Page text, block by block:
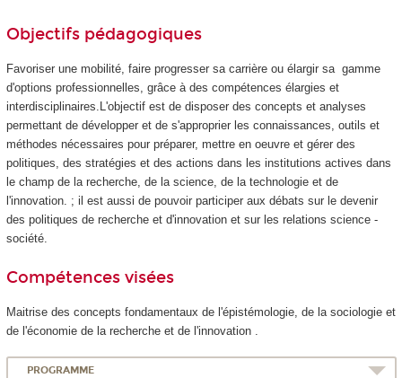
Objectifs pédagogiques
Favoriser une mobilité, faire progresser sa carrière ou élargir sa gamme
d'options professionnelles, grâce à des compétences élargies et
interdisciplinaires.L'objectif est de disposer des concepts et analyses
permettant de développer et de s'approprier les connaissances, outils et
méthodes nécessaires pour préparer, mettre en oeuvre et gérer des
politiques, des stratégies et des actions dans les institutions actives dans
le champ de la recherche, de la science, de la technologie et de
l'innovation. ; il est aussi de pouvoir participer aux débats sur le devenir
des politiques de recherche et d'innovation et sur les relations science -
société.
Compétences visées
Maitrise des concepts fondamentaux de l'épistémologie, de la sociologie et
de l'économie de la recherche et de l'innovation .
PROGRAMME